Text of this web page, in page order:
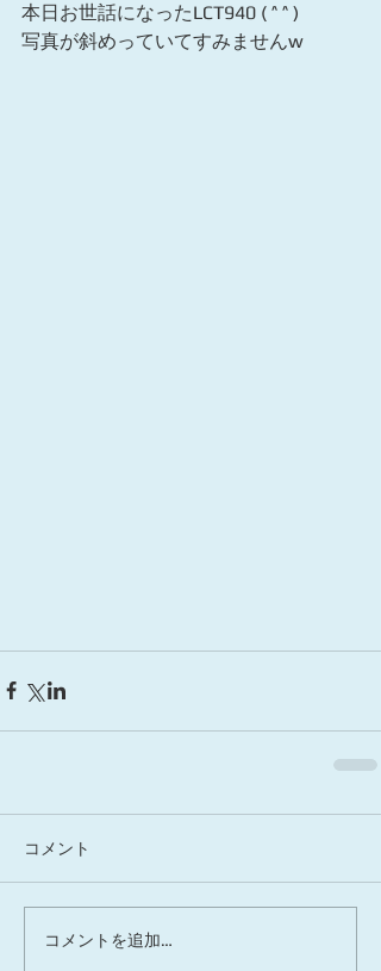
本日お世話になったLCT940 ( ^ ^ )
写真が斜めっていてすみませんw
コメント
コメントを追加…